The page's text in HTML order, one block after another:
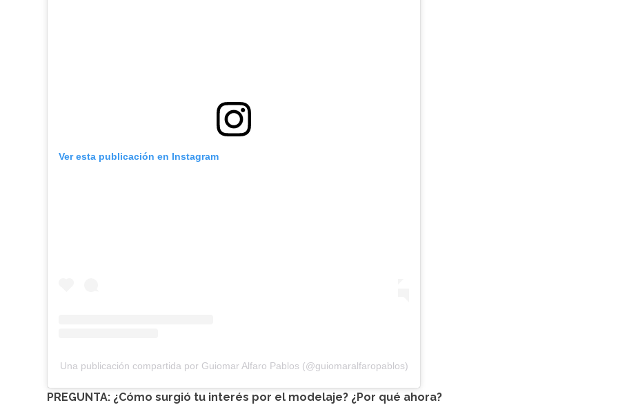
Ver esta publicación en Instagram
Una publicación compartida por Guiomar Alfaro Pablos (@guiomaralfaropablos)
PREGUNTA: ¿Cómo surgió tu interés por el modelaje? ¿Por qué ahora?